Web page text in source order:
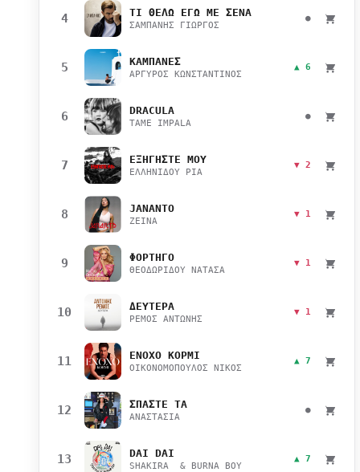
4 ΤΙ ΘΕΛΩ ΕΓΩ ΜΕ ΣΕΝΑ
ΣΑΜΠΑΝΗΣ ΓΙΩΡΓΟΣ
●
5 ΚΑΜΠΑΝΕΣ
ΑΡΓΥΡΟΣ ΚΩΝΣΤΑΝΤΙΝΟΣ
▲ 6
6 DRACULA
TAME IMPALA
●
7 ΕΞΗΓΗΣΤΕ ΜΟΥ
ΕΛΛΗΝΙΔΟΥ ΡΙΑ
▼ 2
8 JANANTO
ZEINA
▼ 1
9 ΦΟΡΤΗΓΟ
ΘΕΟΔΩΡΙΔΟΥ ΝΑΤΑΣΑ
▼ 1
10 ΔΕΥΤΕΡΑ
ΡΕΜΟΣ ΑΝΤΩΝΗΣ
▼ 1
11 ΕΝΟΧΟ ΚΟΡΜΙ
ΟΙΚΟΝΟΜΟΠΟΥΛΟΣ ΝΙΚΟΣ
▲ 7
12 ΣΠΑΣΤΕ ΤΑ
ΑΝΑΣΤΑΣΙΑ
●
13 DAI DAI
SHAKIRA & BURNA BOY
▲ 7